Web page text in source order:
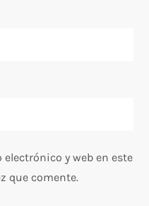
y web en este
que comente.